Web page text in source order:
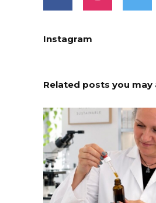
Instagram
Related posts you may